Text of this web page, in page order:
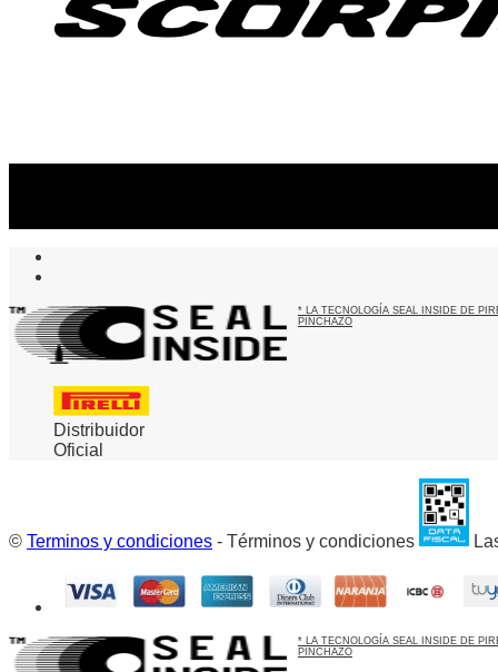
* LA TECNOLOGÍA SEAL INSIDE DE
PINCHAZO
Distribuidor
Oficial
© Terminos y condiciones - Términos y condiciones
* LA TECNOLOGÍA SEAL INSIDE DE
PINCHAZO